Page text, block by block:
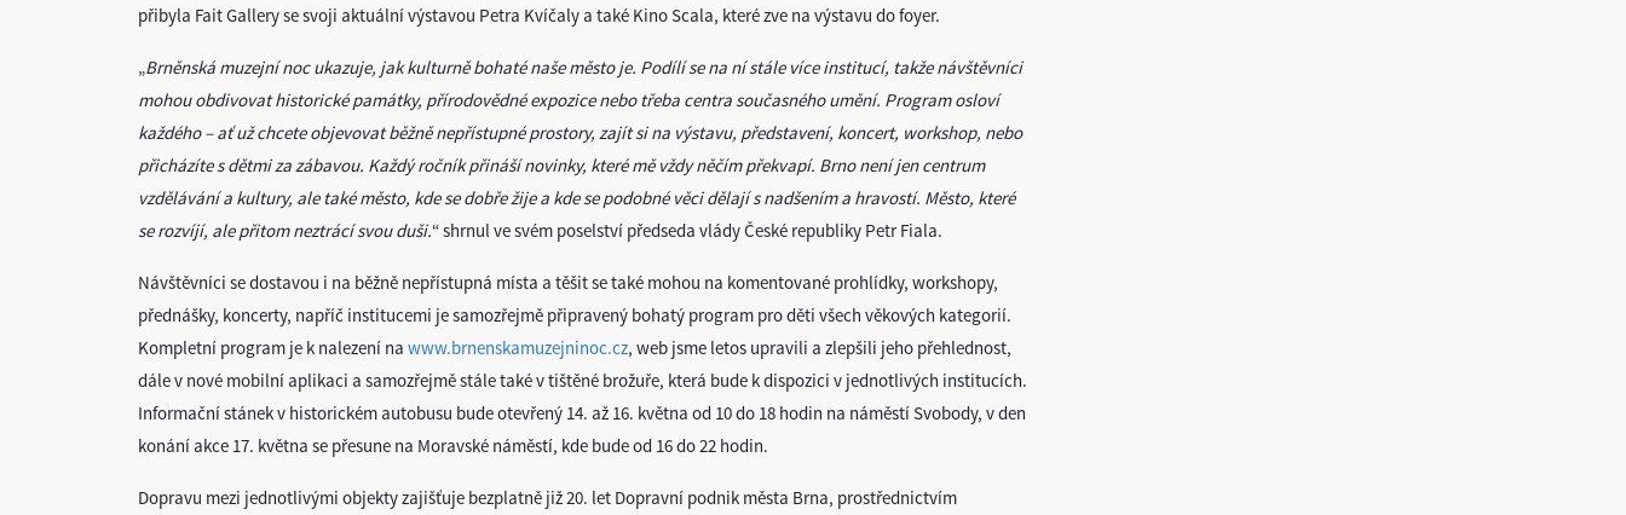
přibyla Fait Gallery se svoji aktuální výstavou Petra Kvíčaly a také Kino Scala, které zve na výstavu do foyer.
„Brněnská muzejní noc ukazuje, jak kulturně bohaté naše město je. Podílí se na ní stále více institucí, takže návštěvníci
mohou obdivovat historické památky, přírodovědné expozice nebo třeba centra současného umění. Program osloví
každého – ať už chcete objevovat běžně nepřístupné prostory, zajít si na výstavu, představení, koncert, workshop, nebo
přicházíte s dětmi za zábavou. Každý ročník přináší novinky, které mě vždy něčím překvapí. Brno není jen centrum
vzdělávání a kultury, ale také město, kde se dobře žije a kde se podobné věci dělají s nadšením a hravostí. Město, které
se rozvíjí, ale přitom neztrácí svou duši.“ shrnul ve svém poselství předseda vlády České republiky Petr Fiala.
Návštěvníci se dostavou i na běžně nepřístupná místa a těšit se také mohou na komentované prohlídky, workshopy,
přednášky, koncerty, napříč institucemi je samozřejmě připravený bohatý program pro děti všech věkových kategorií.
Kompletní program je k nalezení na www.brnenskamuzejninoc.cz, web jsme letos upravili a zlepšili jeho přehlednost,
dále v nové mobilní aplikaci a samozřejmě stále také v tištěné brožuře, která bude k dispozici v jednotlivých institucích.
Informační stánek v historickém autobusu bude otevřený 14. až 16. května od 10 do 18 hodin na náměstí Svobody, v den
konání akce 17. května se přesune na Moravské náměstí, kde bude od 16 do 22 hodin.
Dopravu mezi jednotlivými objekty zajišťuje bezplatně již 20. let Dopravní podnik města Brna, prostřednictvím